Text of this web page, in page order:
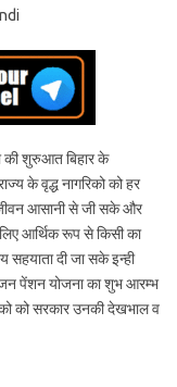
की शुरुआत बिहार के
के वृद्ध नागरिको को हर
आसानी से जी सके और
आर्थिक रूप से किसी का
सहयाता दी जा सके इन्ही
पेंशन योजना का शुभ आरम्भ
को सरकार उनकी देखभाल व